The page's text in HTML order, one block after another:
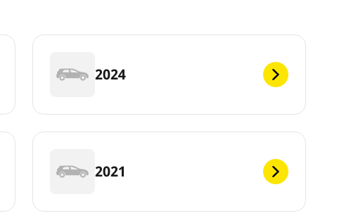
2024
2021